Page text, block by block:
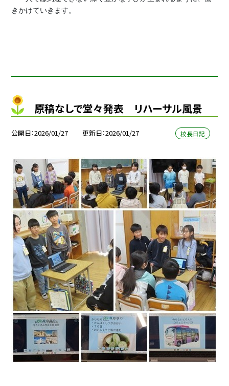
きかけていきます。
原稿なしで堂々発表 リハーサル風景
公開日 2026/01/27 更新日 2026/01/27 校長日記